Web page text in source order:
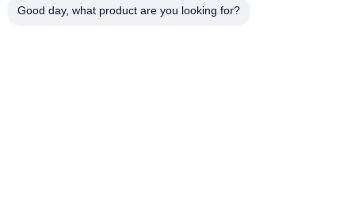
Good day, what product are you looking for?